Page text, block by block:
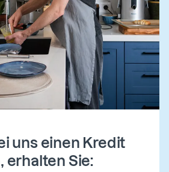
uns einen Kredit
erhalten Sie: